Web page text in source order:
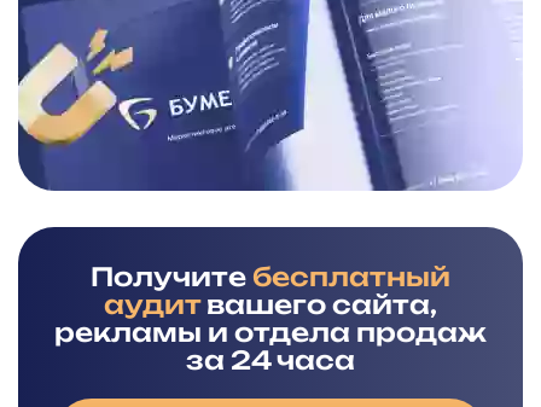
Получите бесплатный
аудитвашего сайта,
рекламы и отдела продаж
за 24 часа